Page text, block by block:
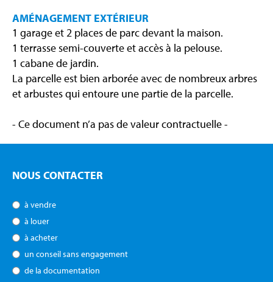
AMÉNAGEMENT EXTÉRIEUR
1 garage et 2 places de parc devant la maison.
1 terrasse semi-couverte et accès à la pelouse.
1 cabane de jardin.
La parcelle est bien arborée avec de nombreux arbres
et arbustes qui entoure une partie de la parcelle.
- Ce document n’a pas de valeur contractuelle -
NOUS CONTACTER
à vendre
à louer
à acheter
un conseil sans engagement
de la documentation